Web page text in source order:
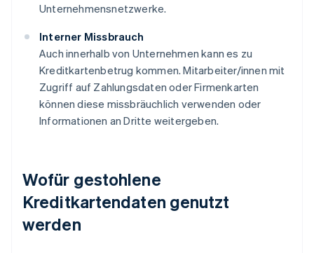
Unternehmensnetzwerke.
Interner Missbrauch
Auch innerhalb von Unternehmen kann es zu
Kreditkartenbetrug kommen. Mitarbeiter/innen mit
Zugriff auf Zahlungsdaten oder Firmenkarten
können diese missbräuchlich verwenden oder
Informationen an Dritte weitergeben.
Wofür gestohlene
Kreditkartendaten genutzt
werden